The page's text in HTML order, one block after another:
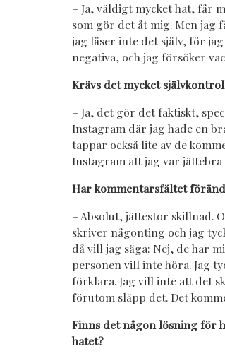
– Ja, väldigt mycket hat, får
som gör det åt mig. Men jag
jag läser inte det själv, för
negativa, och jag försöker
Krävs det mycket
– Ja, det gör det faktiskt,
Instagram där jag hade en
tappar också lite av de
Instagram att jag var
Har kommentarsfältet
– Absolut, jättestor skillnad.
skriver någonting och jag
då vill jag säga: Nej, de har
personen vill inte höra. Jag
förklara. Jag vill inte att det
förutom släpp det. Det
Finns det någon lösning för
hatet?